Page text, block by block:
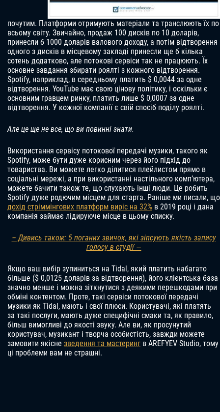
почутим. Платформи отримують матеріали та транслюють їх по
всьому світу. Звичайно, продаж 100 дисків по 10 доларів,
принесли б 1000 доларів валового доходу, а потім відтворення
одного з дисків в місцевому закладі принесли ще б кілька
сотень додатково, але потокові сервіси так не працюють. Їх
основне завдання збирати роялті з кожного відтворення.
Spotify, наприклад, в середньому платить $ 0,0044 за одне
відтворення. YouTube має свою цінову політику, і оскільки є
основним гравцем ринку, платить лише $ 0,0007 за одне
відтворення. У кожної компанії є свій спосіб поділу роялті.
Але це ще не все, що ви повинні знати.
Використання сервісу потокової передачі музики, такого як
Spotify, може бути дуже корисним через його підхід до
товариства. Ви можете легко ділитися плейлистом прямо в
соціальні мережі, а при використанні настільного комп’ютера,
можете бачити також те, що слухають інші люди. Це робить
Spotify дуже родючим місцем для старта. Раніше ми писали, що
дохід стріммінгових платформ виріс на 32% в 2019 році і дана
компанія займає лідируюче місце в цьому списку.
– Дивись також: 5 поганих звичок, які зіпсують якість запису
голосу в студії —
Якщо ваш вибір зупиниться на Tidal, який платить набагато
більше ($ 0,0125 доларів за відтворення), його клієнтська база
значно менше і можна зіткнутися з деякими перешкодами при
обміні контентом. Проте, такі сервіси потокової передачі
музики як Tidal, мають і свої плюси. Користувачі, які платять
за такі послуги, мають дуже специфічні смаки та, як правило,
більш вимогливі до якості звуку. Але ви, як просунутий
користувач, музикант і творча особистість, завжди можете
замовити якісне зведення та мастеринг в AREFYEV Studio, тому
ці проблеми вам не страшні.